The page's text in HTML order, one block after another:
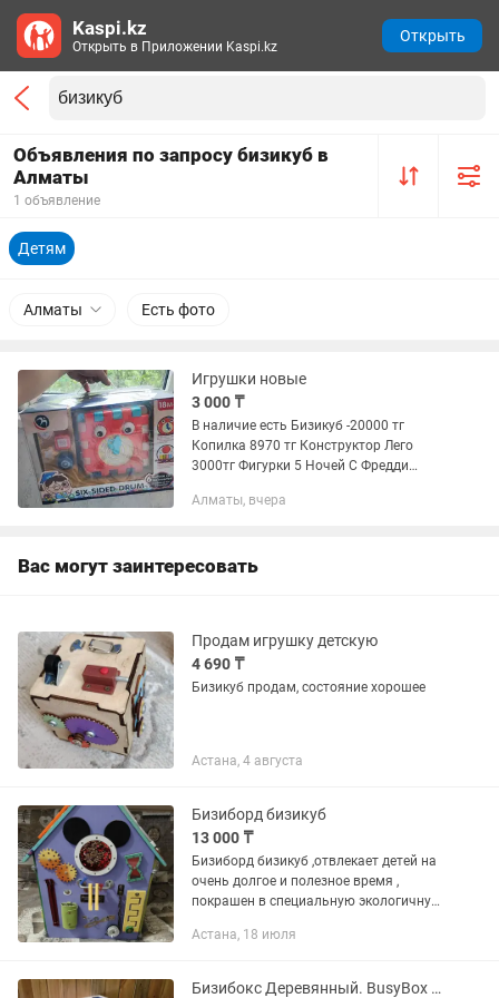
Объявления по запросу бизикуб в
Алматы
1 объявление
Детям
Алматы Есть фото
Игрушки новые
3 000 ₸
В наличие есть Бизикуб -20000 тг
Копилка 8970 тг Конструктор Лего
3000тг Фигурки 5 Ночей С Фредди
5000тг Грузовик с трактором 5000тг
Алматы, вчера
Вас могут заинтересовать
Продам игрушку детскую
4 690 ₸
Бизикуб продам, состояние хорошее
Астана, 4 августа
Бизиборд бизикуб
13 000 ₸
Бизиборд бизикуб ,отвлекает детей на
очень долгое и полезное время ,
покрашен в специальную экологичную
деталей ,очень полезна для мелкой
Астана, 18 июля
Бизибокс Деревянный. BusyBox ручной работы. БизибордHand MadeБизикуб
Kaspi.kz
Открыть в Приложении Kaspi.kz
Открыть